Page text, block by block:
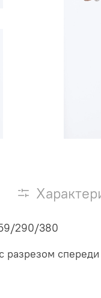
290/380
разрезом